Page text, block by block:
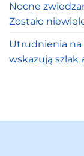
Nocne
Zostało
Utrudnienia na
wskazują szlak